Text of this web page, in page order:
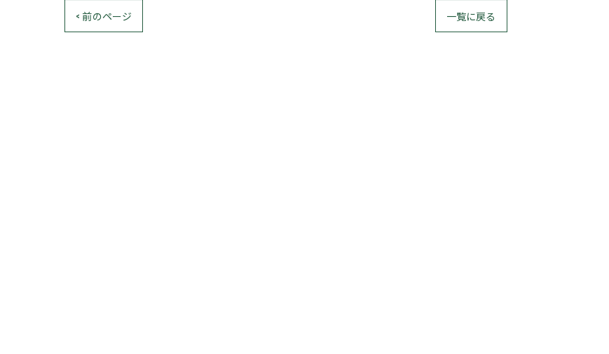
< 前のページ 一覧に戻る